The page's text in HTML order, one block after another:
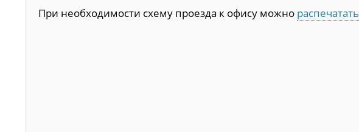
При необходимости схему проезда к офису можно распечатать